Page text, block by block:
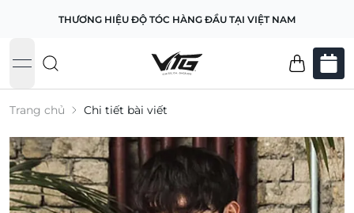
THƯƠNG HIỆU ĐỘ TÓC HÀNG ĐẦU TẠI VIỆT NAM
open navigation menu
Trang chủ Chi tiết bài viết